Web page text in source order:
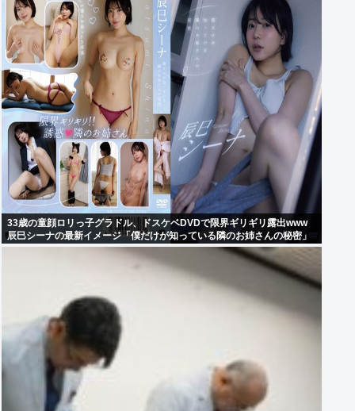
33歳の童顔ロリっ子グラドル、ドスケベDVDで限界ギリギリ露出www
辰巳シーナの最新イメージ「僕だけが知っている隣のお姉さんの秘密」
の動画＆画像まとめ！